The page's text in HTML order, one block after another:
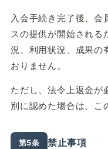
入会手続き完了後、会
スの提供が開始される
況、利用状況、成果の
おりません。
ただし、法令上返金が
別に認めた場合は、こ
第5条 禁止事項